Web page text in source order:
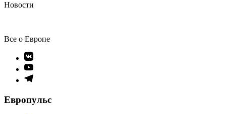
Новости
Все о Европе
Элемент
меню
Элемент
меню
Элемент
Европульс